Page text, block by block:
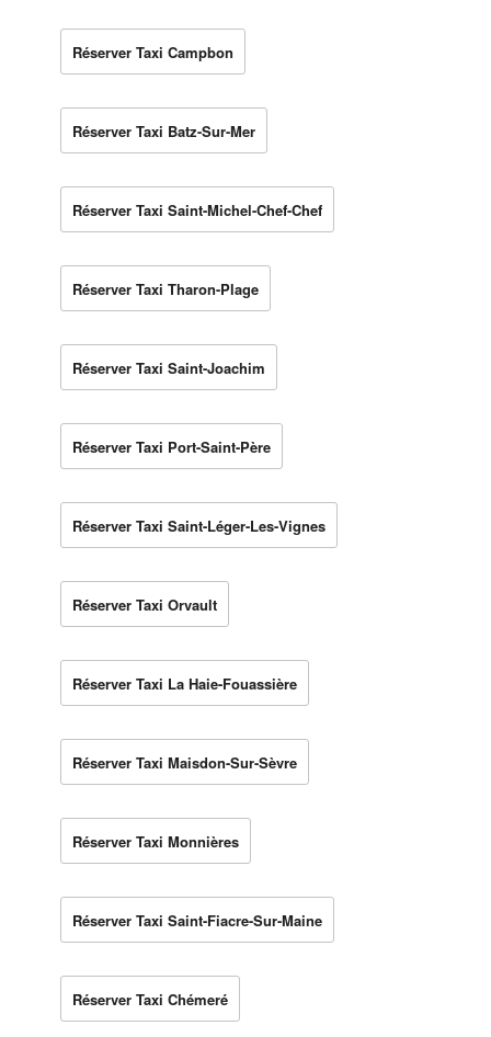
Réserver Taxi Campbon
Réserver Taxi Batz-Sur-Mer
Réserver Taxi Saint-Michel-Chef-Chef
Réserver Taxi Tharon-Plage
Réserver Taxi Saint-Joachim
Réserver Taxi Port-Saint-Père
Réserver Taxi Saint-Léger-Les-Vignes
Réserver Taxi Orvault
Réserver Taxi La Haie-Fouassière
Réserver Taxi Maisdon-Sur-Sèvre
Réserver Taxi Monnières
Réserver Taxi Saint-Fiacre-Sur-Maine
Réserver Taxi Chémeré